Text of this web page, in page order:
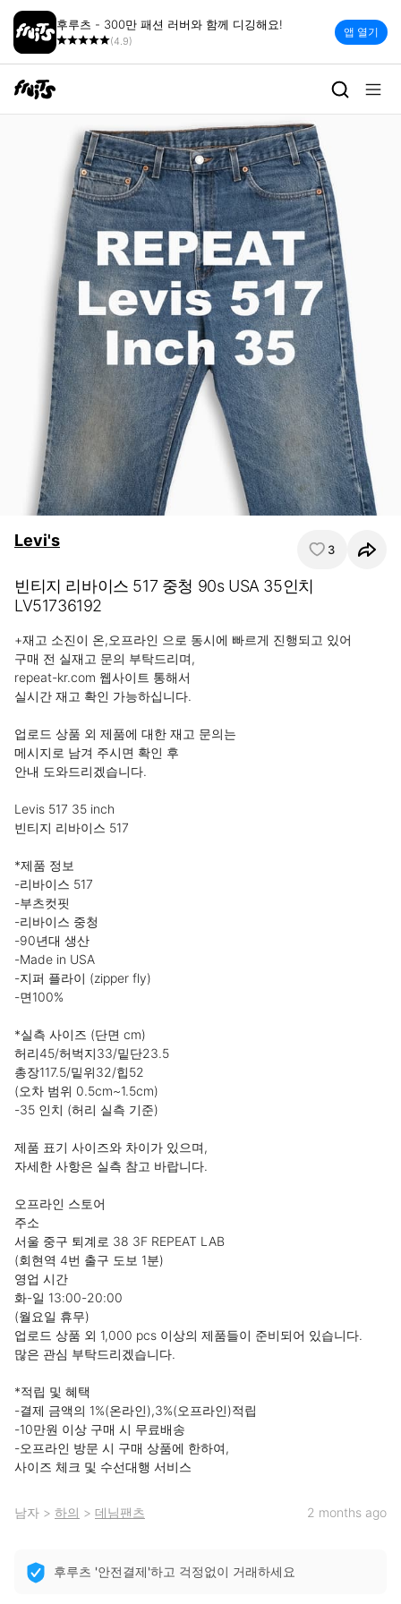
후루츠 - 300만 패션 러버와 함께 디깅해요!
(4.9)
앱 열기
Levi's 3
빈티지 리바이스 517 중청 90s USA 35인치
LV51736192
+재고 소진이 온,오프라인 으로 동시에 빠르게 진행되고 있어
구매 전 실재고 문의 부탁드리며,
repeat-kr.com 웹사이트 통해서
실시간 재고 확인 가능하십니다.
업로드 상품 외 제품에 대한 재고 문의는
메시지로 남겨 주시면 확인 후
안내 도와드리겠습니다.
Levis 517 35 inch
빈티지 리바이스 517
*제품 정보
-리바이스 517
-부츠컷핏
-리바이스 중청
-90년대 생산
-Made in USA
-지퍼 플라이 (zipper fly)
-면100%
*실측 사이즈 (단면 cm)
허리45/허벅지33/밑단23.5
총장117.5/밑위32/힙52
(오차 범위 0.5cm~1.5cm)
-35 인치 (허리 실측 기준)
제품 표기 사이즈와 차이가 있으며,
자세한 사항은 실측 참고 바랍니다.
오프라인 스토어
주소
서울 중구 퇴계로 38 3F REPEAT LAB
(회현역 4번 출구 도보 1분)
영업 시간
화-일 13:00-20:00
(월요일 휴무)
업로드 상품 외 1,000 pcs 이상의 제품들이 준비되어 있습니다.
많은 관심 부탁드리겠습니다.
*적립 및 혜택
-결제 금액의 1%(온라인),3%(오프라인)적립
-10만원 이상 구매 시 무료배송
-오프라인 방문 시 구매 상품에 한하여,
사이즈 체크 및 수선대행 서비스
남자 > 하의 > 데님팬츠 2 months ago
후루츠 '안전결제'하고 걱정없이 거래하세요